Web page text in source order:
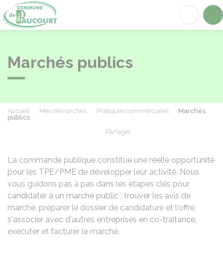
Marchés publics
Accueil Mes démarches Pratiques commerciales
Marchés
publics
Partager
La commande publique constitue une réelle opportunité
pour les TPE/PME de développer leur activité. Nous
vous guidons pas à pas dans les étapes clés pour
candidater à un marché public : trouver les avis de
marché, préparer le dossier de candidature et l'offre,
s'associer avec d'autres entreprises en co-traitance,
exécuter et facturer le marché.